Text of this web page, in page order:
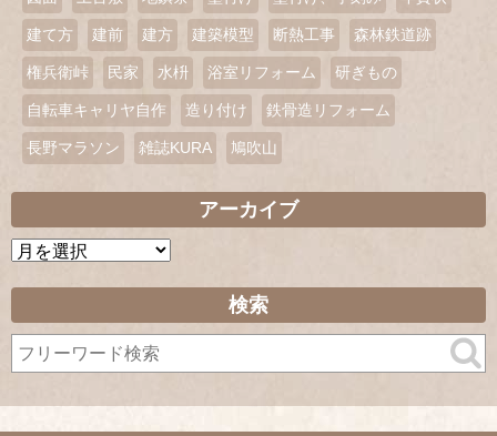
建て方 建前 建方 建築模型 断熱工事 森林鉄道跡
権兵衛峠 民家 水枡 浴室リフォーム 研ぎもの
自転車キャリヤ自作 造り付け 鉄骨造リフォーム
長野マラソン 雑誌KURA 鳩吹山
アーカイブ
ア
イ
ブ
検索